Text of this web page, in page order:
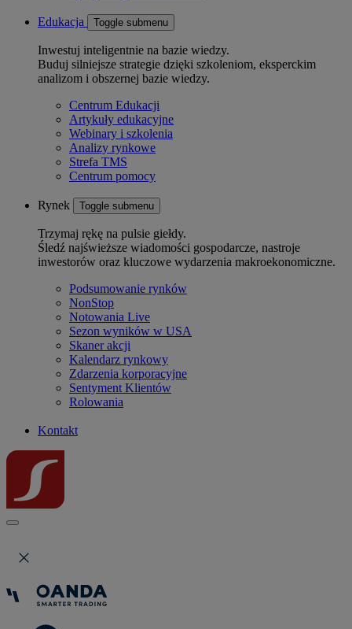
Edukacja Toggle submenu
Inwestuj inteligentnie na bazie wiedzy.
Buduj silniejsze strategie dzięki szkoleniom, eksperckim
analizom i obszernej bazie wiedzy.
Centrum Edukacji
Artykuły edukacyjne
Webinary i szkolenia
Analizy rynkowe
Strefa TMS
Centrum pomocy
Rynek Toggle submenu
Trzymaj rękę na pulsie giełdy.
Śledź najświeższe wiadomości gospodarcze, nastroje
inwestorów oraz kluczowe wydarzenia makroekonomiczne.
Podsumowanie rynków
NonStop
Notowania Live
Sezon wyników w USA
Skaner akcji
Kalendarz rynkowy
Zdarzenia korporacyjne
Sentyment Klientów
Rolowania
Kontakt